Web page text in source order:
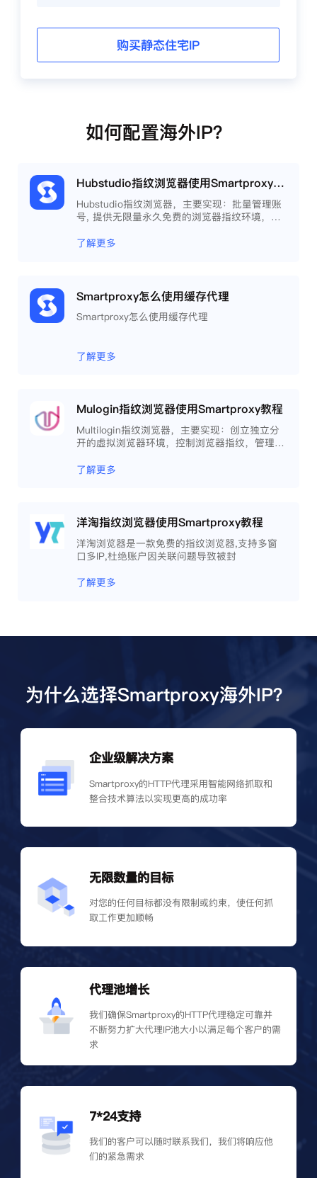
购买静态住宅IP
如何配置海外IP？
Hubstudio指纹浏览器使用Smartproxy教程
Hubstudio指纹浏览器，主要实现：批量管理账
号, 提供无限量永久免费的浏览器指纹环境，并
工作效率 。
了解更多
Smartproxy怎么使用缓存代理
Smartproxy怎么使用缓存代理
了解更多
Mulogin指纹浏览器使用Smartproxy教程
Multilogin指纹浏览器，主要实现：创立独立分
开的虚拟浏览器环境，控制浏览器指纹，管理多
程，开发网络自动化等。
了解更多
洋淘指纹浏览器使用Smartproxy教程
洋淘浏览器是一款免费的指纹浏览器,支持多窗
口多IP,杜绝账户因关联问题导致被封
了解更多
为什么选择Smartproxy海外IP？
企业级解决方案
Smartproxy的HTTP代理采用智能网络抓取和
整合技术算法以实现更高的成功率
无限数量的目标
对您的任何目标都没有限制或约束，使任何抓
取工作更加顺畅
代理池增长
我们确保Smartproxy的HTTP代理稳定可靠并
不断努力扩大代理IP池大小以满足每个客户的需
求
7*24支持
我们的客户可以随时联系我们，我们将响应他
们的紧急需求